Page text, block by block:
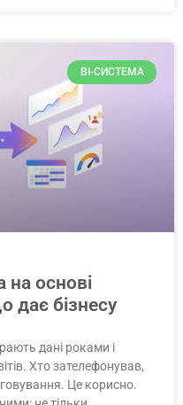
BI-СИСТЕМА
на основі
дає бізнесу
дані роками і
Хто зателефонував,
Це корисно.